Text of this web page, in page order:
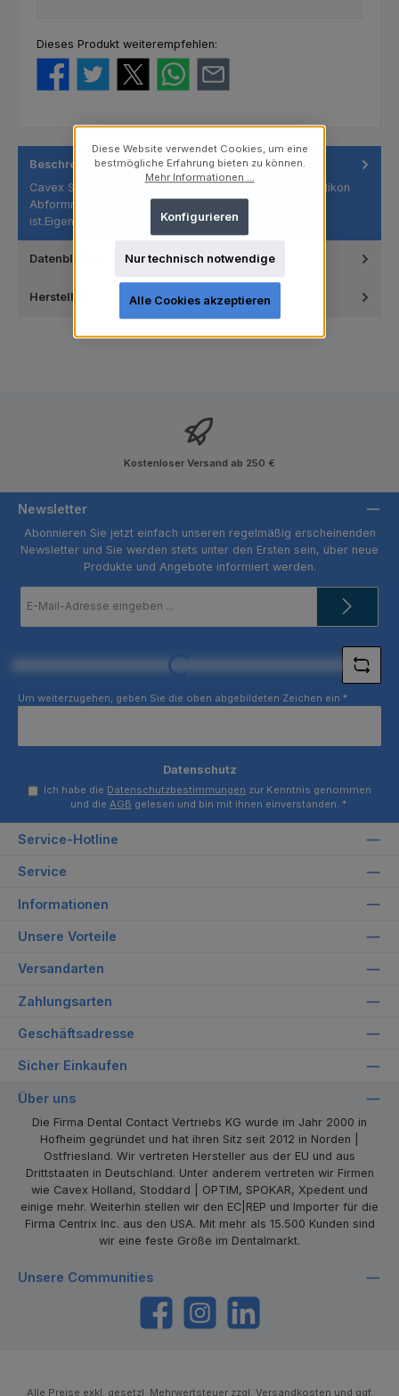
Dieses Produkt weiterempfehlen:
Beschreibung
Cavex SiliconA ist ein hochwertiges hydroaktives A-Silikon
Abformmaterial – wenn höchste Präzision ein MUSS
ist.Eigenschaft…
Datenblätter
Hersteller
Kostenloser Versand ab 250 €
Newsletter
Abonnieren Sie jetzt einfach unseren regelmäßig erscheinenden
Newsletter und Sie werden stets unter den Ersten sein, über neue
Produkte und Angebote informiert werden.
Mail-
Loading...
Um weiterzugehen, geben Sie die oben abgebildeten Zeichen ein *
Datenschutz
Ich habe die Datenschutzbestimmungen zur Kenntnis genommen
und die AGB gelesen und bin mit ihnen einverstanden. *
Service-Hotline
Service
Informationen
Unsere Vorteile
Versandarten
Zahlungsarten
Geschäftsadresse
Sicher Einkaufen
Über uns
Die Firma Dental Contact Vertriebs KG wurde im Jahr 2000 in
Hofheim gegründet und hat ihren Sitz seit 2012 in Norden |
Ostfriesland. Wir vertreten Hersteller aus der EU und aus
Drittstaaten in Deutschland. Unter anderem vertreten wir Firmen
wie Cavex Holland, Stoddard | OPTIM, SPOKAR, Xpedent und
einige mehr. Weiterhin stellen wir den EC|REP und Importer für die
Firma Centrix Inc. aus den USA. Mit mehr als 15.500 Kunden sind
wir eine feste Größe im Dentalmarkt.
Unsere Communities
https://www.facebook.com/dentalcontact
Instagram
Alle Preise exkl. gesetzl. Mehrwertsteuer zzgl. Versandkosten und ggf.
Diese Website verwendet Cookies, um eine
bestmögliche Erfahrung bieten zu können.
Mehr Informationen ...
Nur technisch notwendige
Konfigurieren
Alle Cookies akzeptieren